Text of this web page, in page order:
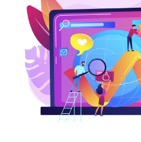
Sociaux
?